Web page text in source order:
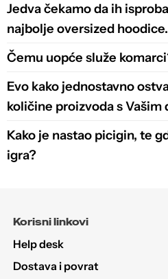
Jedva čekamo da ih
najbolje oversized hoodice.
Čemu uopće služe
Evo kako jednostavno
količine proizvoda s Vašim
Kako je nastao picigin, te
igra?
Korisni linkovi
Help desk
Dostava i povrat